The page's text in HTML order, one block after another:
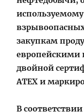
закупкам
европейскими
двойной
ATEX и
В